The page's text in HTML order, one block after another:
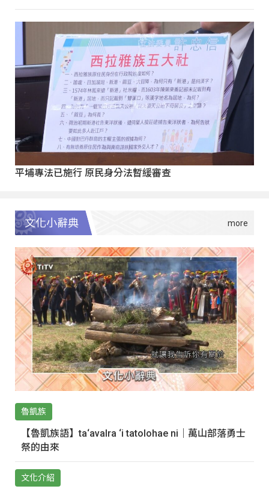
平埔專法已施行 原民身分法暫緩審查
文化小辭典
魯凱族
【魯凱族語】ta‘avalra ‘i tatolohae ni｜萬山部落勇士
祭的由來
文化介紹